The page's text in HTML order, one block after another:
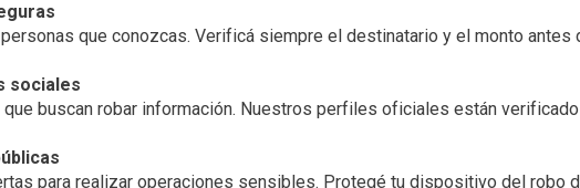
que conozcas. Verificá siempre el destinatario y el monto antes
sociales
buscan robar información. Nuestros perfiles oficiales están
para realizar operaciones sensibles. Protegé tu dispositivo del robo